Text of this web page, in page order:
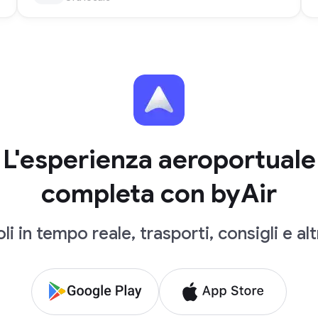
L'esperienza aeroportuale
completa con byAir
in tempo reale, trasporti, consigli e